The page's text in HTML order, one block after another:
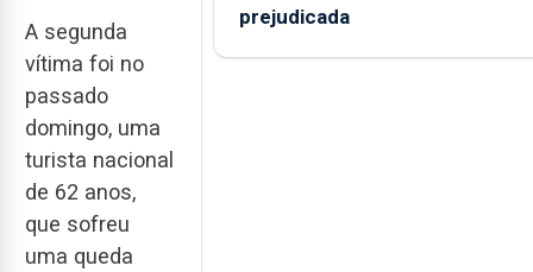
A segunda
vítima foi no
passado
domingo, uma
turista nacional
de 62 anos,
que sofreu
uma queda
prejudicada